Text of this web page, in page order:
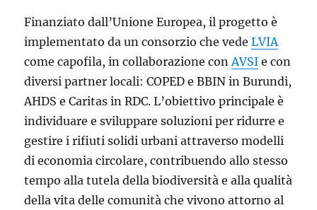
Finanziato dall’Unione Europea, il progetto è
implementato da un consorzio che vedeLVIA
come capofila, in collaborazione con AVSI e con
diversi partner locali: COPED e BBIN in Burundi,
AHDS e Caritas in RDC. L’obiettivo principale è
individuare e sviluppare soluzioni per ridurre e
gestire i rifiuti solidi urbani attraverso modelli
di economia circolare, contribuendo allo stesso
tempo alla tutela della biodiversità e alla qualità
della vita delle comunità che vivono attorno al